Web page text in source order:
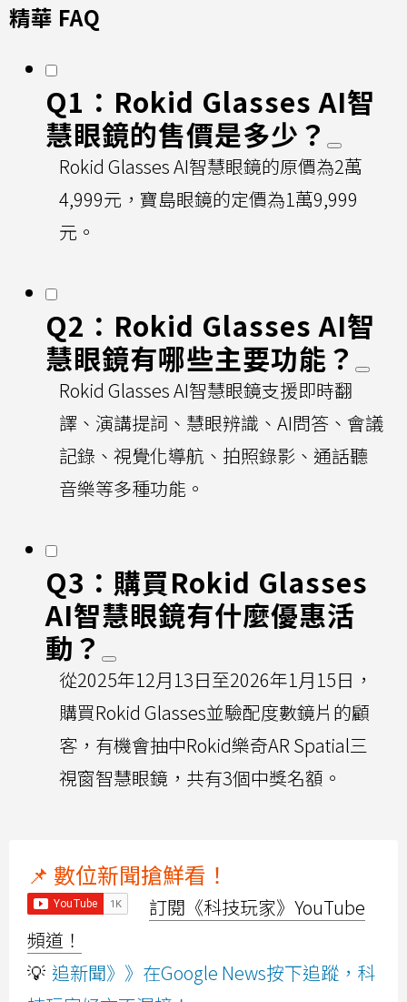
精華 FAQ
Q1：Rokid Glasses AI智
慧眼鏡的售價是多少？
Rokid Glasses AI智慧眼鏡的原價為2萬
4,999元，寶島眼鏡的定價為1萬9,999
元。
Q2：Rokid Glasses AI智
慧眼鏡有哪些主要功能？
Rokid Glasses AI智慧眼鏡支援即時翻
譯、演講提詞、慧眼辨識、AI問答、會議
記錄、視覺化導航、拍照錄影、通話聽
音樂等多種功能。
Q3：購買Rokid Glasses
AI智慧眼鏡有什麼優惠活
動？
從2025年12月13日至2026年1月15日，
購買Rokid Glasses並驗配度數鏡片的顧
客，有機會抽中Rokid樂奇AR Spatial三
視窗智慧眼鏡，共有3個中獎名額。
📌 數位新聞搶鮮看！
訂閱《科技玩家》YouTube
頻道！
💡 追新聞》》在Google News按下追蹤，科